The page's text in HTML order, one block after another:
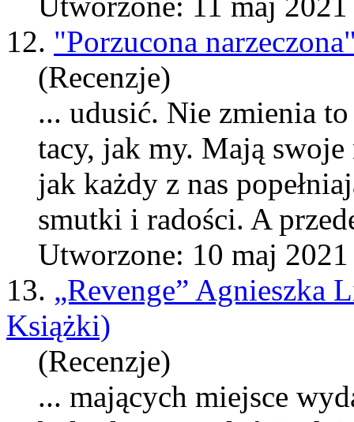
12. "Porzucona
(Recenzje)
... udusić. Nie zmienia
tacy, jak my. Mają
jak każdy z nas
smutki i radości. A
Utworzone: 10 maj 2021
13. „Revenge” Agnieszka
Książki)
(Recenzje)
... mających miejsce